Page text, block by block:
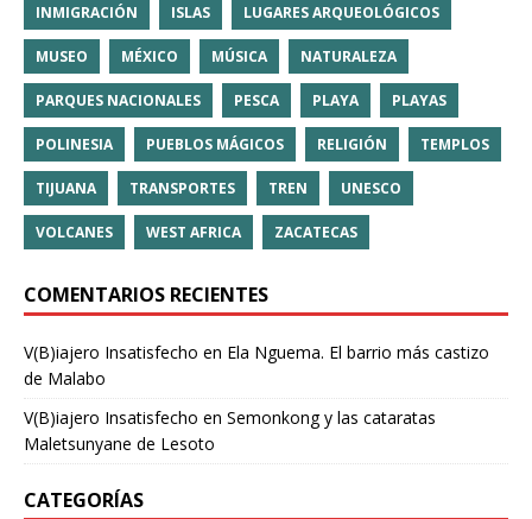
INMIGRACIÓN ISLAS LUGARES ARQUEOLÓGICOS
MUSEO MÉXICO MÚSICA NATURALEZA
PARQUES NACIONALES PESCA PLAYA PLAYAS
POLINESIA PUEBLOS MÁGICOS RELIGIÓN TEMPLOS
TIJUANA TRANSPORTES TREN UNESCO
VOLCANES WEST AFRICA ZACATECAS
COMENTARIOS RECIENTES
V(B)iajero Insatisfecho en Ela Nguema. El barrio más castizo
de Malabo
V(B)iajero Insatisfecho en Semonkong y las cataratas
Maletsunyane de Lesoto
CATEGORÍAS